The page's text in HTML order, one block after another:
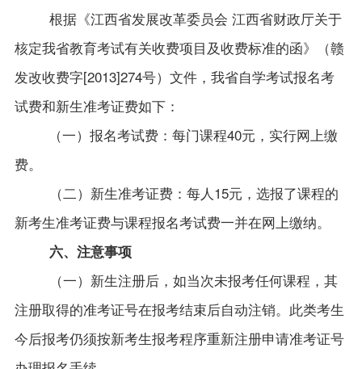
根据《江西省发展改革委员会 江西省财政厅关于
核定我省教育考试有关收费项目及收费标准的函》（赣
发改收费字[2013]274号）文件，我省自学考试报名考
试费和新生准考证费如下：
（一）报名考试费： 每门课程40元，实行网上缴
费。
（二）新生准考证费： 每人15元，选报了课程的
新考生准考证费与课程报名考试费一并在网上缴纳。
六、注意事项
（一）新生注册后，如当次未报考任何课程，其
注册取得的准考证号在报考结束后自动注销。此类考生
今后报考仍须按新考生报考程序重新注册申请准考证号